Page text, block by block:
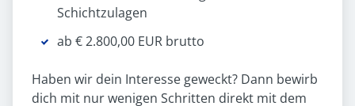
Schichtzulagen
ab € 2.800,00 EUR brutto
Haben wir dein Interesse geweckt? Dann bewirb
dich mit nur wenigen Schritten direkt mit dem